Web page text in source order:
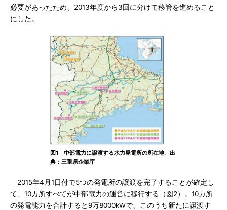
必要があったため、2013年度から3回に分けて移管を進めること
にした。
図1 中部電力に譲渡する水力発電所の所在地。出
典：三重県企業庁
2015年4月1日付で5つの発電所の譲渡を完了することが確定し
て、10カ所すべてが中部電力の運営に移行する（図2）。10カ所
の発電能力を合計すると9万8000kWで、このうち新たに譲渡す